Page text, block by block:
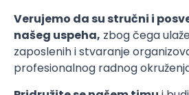
Verujemo da su stručni i
našeg uspeha, zbog čega
zaposlenih i stvaranje
profesionalnog radnog